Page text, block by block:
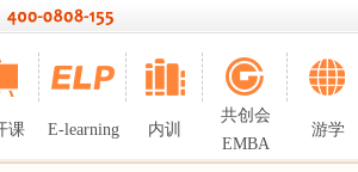
课 E-learning 内训
共创会
EMBA
游学